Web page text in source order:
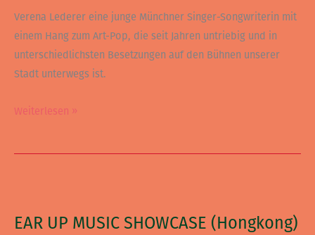
Verena Lederer eine junge Münchner Singer-Songwriterin mit
einem Hang zum Art-Pop, die seit Jahren untriebig und in
unterschiedlichsten Besetzungen auf den Bühnen unserer
Stadt unterwegs ist.
Weiterlesen »
EAR UP MUSIC SHOWCASE (Hongkong)
MUSIC